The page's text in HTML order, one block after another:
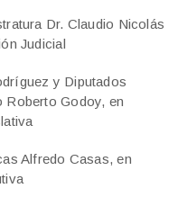
Dr. Claudio Nicolás
Judicial
y Diputados
Roberto Godoy, en
Alfredo Casas, en